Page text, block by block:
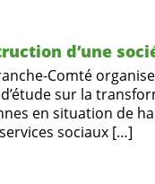
d’une
Comté
d’étude sur la
en situation de
sociaux […]